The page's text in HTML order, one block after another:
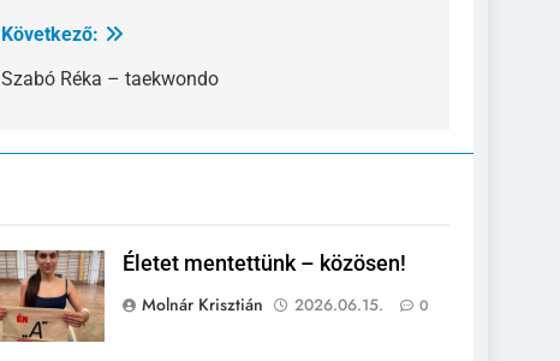
Következő:
Szabó Réka – taekwondo
Életet mentettünk – közösen!
Molnár Krisztián
2026.06.15. 0